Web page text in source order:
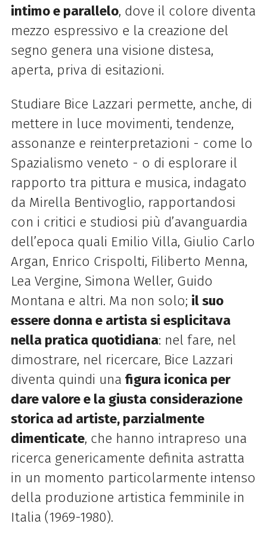
intimo e parallelo, dove il colore diventa
mezzo espressivo e la creazione del
segno genera una visione distesa,
aperta, priva di esitazioni.
Studiare Bice Lazzari permette, anche, di
mettere in luce movimenti, tendenze,
assonanze e reinterpretazioni - come lo
Spazialismo veneto - o di esplorare il
rapporto tra pittura e musica, indagato
da Mirella Bentivoglio, rapportandosi
con i critici e studiosi più d’avanguardia
dell’epoca quali Emilio Villa, Giulio Carlo
Argan, Enrico Crispolti, Filiberto Menna,
Lea Vergine, Simona Weller, Guido
Montana e altri. Ma non solo; il suo
essere donna e artista si esplicitava
nella pratica quotidiana: nel fare, nel
dimostrare, nel ricercare, Bice Lazzari
diventa quindi una figura iconica per
dare valore e la giusta considerazione
storica ad artiste, parzialmente
dimenticate, che hanno intrapreso una
ricerca genericamente definita astratta
in un momento particolarmente intenso
della produzione artistica femminile in
Italia (1969-1980).